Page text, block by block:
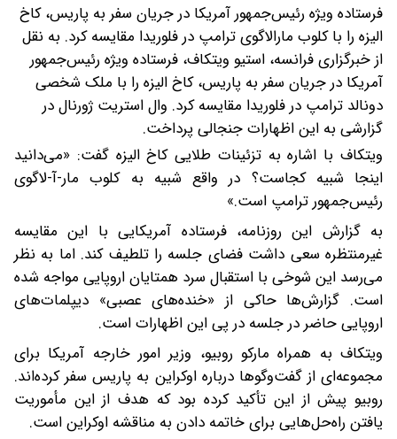
فرستاده ویژه رئیس‌جمهور آمریکا در جریان سفر به پاریس، کاخ
الیزه را با کلوب مارالاگوی ترامپ در فلوریدا مقایسه کرد. به نقل
از خبرگزاری فرانسه، استیو ویتکاف، فرستاده ویژه رئیس‌جمهور
آمریکا در جریان سفر به پاریس، کاخ الیزه را با ملک شخصی
دونالد ترامپ در فلوریدا مقایسه کرد. وال استریت ژورنال در
گزارشی به این اظهارات جنجالی پرداخت.
ویتکاف با اشاره به تزئینات طلایی کاخ الیزه گفت: «می‌دانید
اینجا شبیه کجاست؟ در واقع شبیه به کلوب مار-آ-لاگوی
رئیس‌جمهور ترامپ است.»
به گزارش این روزنامه، فرستاده آمریکایی با این مقایسه
غیرمنتظره سعی داشت فضای جلسه را تلطیف کند. اما به نظر
می‌رسد این شوخی با استقبال سرد همتایان اروپایی مواجه شده
است. گزارش‌ها حاکی از «خنده‌های عصبی» دیپلمات‌های
اروپایی حاضر در جلسه در پی این اظهارات است.
ویتکاف به همراه مارکو روبیو، وزیر امور خارجه آمریکا برای
مجموعه‌ای از گفت‌و‌گو‌ها درباره اوکراین به پاریس سفر کرده‌اند.
روبیو پیش از این تأکید کرده بود که هدف از این مأموریت
یافتن راه‌حل‌هایی برای خاتمه دادن به مناقشه اوکراین است.